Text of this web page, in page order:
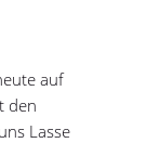
auf
den
Lasse